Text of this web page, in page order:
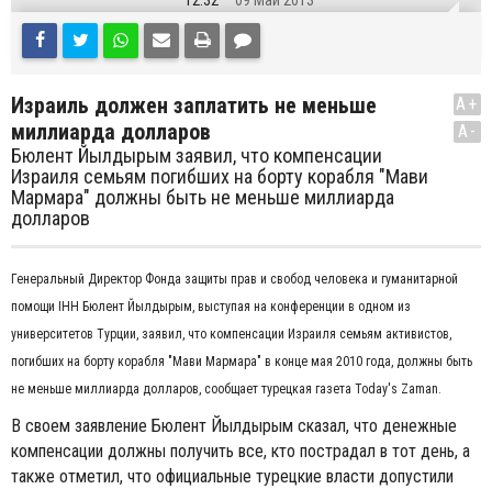
Израиль должен заплатить не меньше
миллиарда долларов
Бюлент Йылдырым заявил, что компенсации
Израиля семьям погибших на борту корабля "Мави
Мармара" должны быть не меньше миллиарда
долларов
A+
A-
Генеральный Директор Фонда защиты прав и свобод человека и гуманитарной
помощи IHH Бюлент Йылдырым, выступая на конференции в одном из
университетов Турции, заявил, что компенсации Израиля семьям активистов,
погибших на борту корабля "Мави Мармара" в конце мая 2010 года, должны быть
не меньше миллиарда долларов, сообщает турецкая газета Today's Zaman.
В своем заявление Бюлент Йылдырым сказал, что денежные
компенсации должны получить все, кто пострадал в тот день, а
также отметил, что официальные турецкие власти допустили